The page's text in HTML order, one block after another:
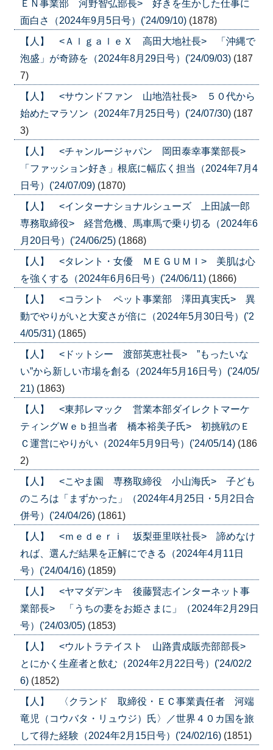
ＥＮ事業部 河野智弘部長> 好きを生かした仕事に
面白さ（2024年9月5日号）('24/09/10) (1878)
【人】 <ＡｌｇａｌｅＸ 高田大地社長> 「沖縄で
泡盛」が奇跡を（2024年8月29日号）('24/09/03) (187
7)
【人】 <サウンドファン 山地浩社長> ５０代から
始めたマラソン（2024年7月25日号）('24/07/30) (187
3)
【人】 <チャンルージャパン 岡田泰幸事業部長>
「ファッション好き」根底に幅広く担当（2024年7月4
日号）('24/07/09) (1870)
【人】 <インターナショナルシューズ 上田誠一郎
専務取締役> 経営危機、馬車馬で乗り切る（2024年6
月20日号）('24/06/25) (1868)
【人】 <タレント・女優 ＭＥＧＵＭＩ> 美肌は心
を強くする（2024年6月6日号）('24/06/11) (1866)
【人】 <コラント ペット事業部 澤田真実氏> 異
動でやりがいと大変さが倍に（2024年5月30日号）('2
4/05/31) (1865)
【人】 <ドットシー 渡部英恵社長> ”もったいな
い”から新しい市場を創る（2024年5月16日号）('24/05/
21) (1863)
【人】 <東邦レマック 営業本部ダイレクトマーケ
ティングＷｅｂ担当者 橋本裕美子氏> 初挑戦のＥ
Ｃ運営にやりがい（2024年5月9日号）('24/05/14) (186
2)
【人】 <こやま園 専務取締役 小山海氏> 子ども
のころは「まずかった」（2024年4月25日・5月2日合
併号）('24/04/26) (1861)
【人】 <ｍｅｄｅｒｉ 坂梨亜里咲社長> 諦めなけ
れば、選んだ結果を正解にできる（2024年4月11日
号）('24/04/16) (1859)
【人】 <ヤマダデンキ 後藤賢志インターネット事
業部長> 「うちの妻をお姫さまに」（2024年2月29日
号）('24/03/05) (1853)
【人】 <ウルトラテイスト 山路貴成販売部部長>
とにかく生産者と飲む（2024年2月22日号）('24/02/2
6) (1852)
【人】 〈クランド 取締役・ＥＣ事業責任者 河端
竜児（コウバタ・リュウジ）氏〉／世界４０カ国を旅
して得た経験（2024年2月15日号）('24/02/16) (1851)